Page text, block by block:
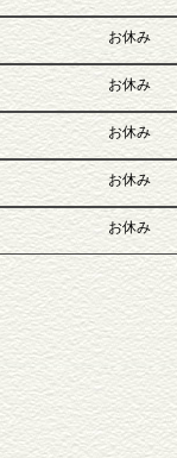
お休み
お休み
お休み
お休み
お休み